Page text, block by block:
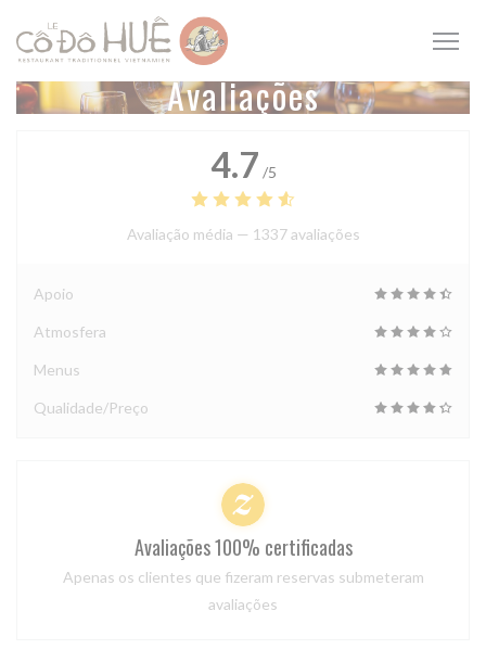
Painel de Gerenciamento de Cookies
Avaliações
4.7 /5
Avaliação média — 1337 avaliações
Apoio
Atmosfera
Menus
Qualidade/Preço
Avaliações 100% certificadas
Apenas os clientes que fizeram reservas submeteram
avaliações